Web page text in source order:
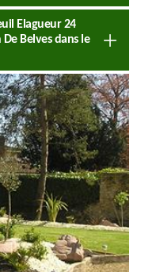
Elagueur 24
Belves dans le